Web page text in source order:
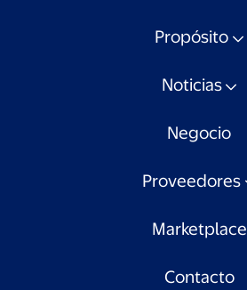
Propósito
Noticias
Negocio
Proveedores
Marketplace
Contacto